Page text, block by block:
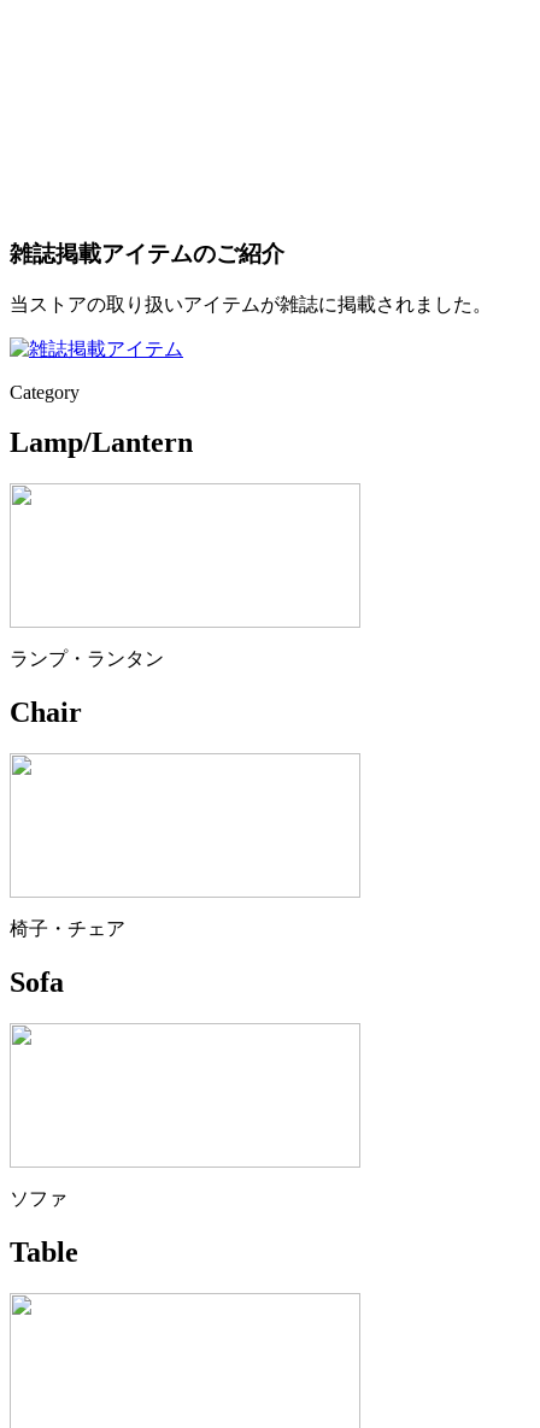
雑誌掲載アイテムのご紹介
当ストアの取り扱いアイテムが雑誌に掲載されました。
Category
Lamp/Lantern
ランプ・ランタン
Chair
椅子・チェア
Sofa
ソファ
Table